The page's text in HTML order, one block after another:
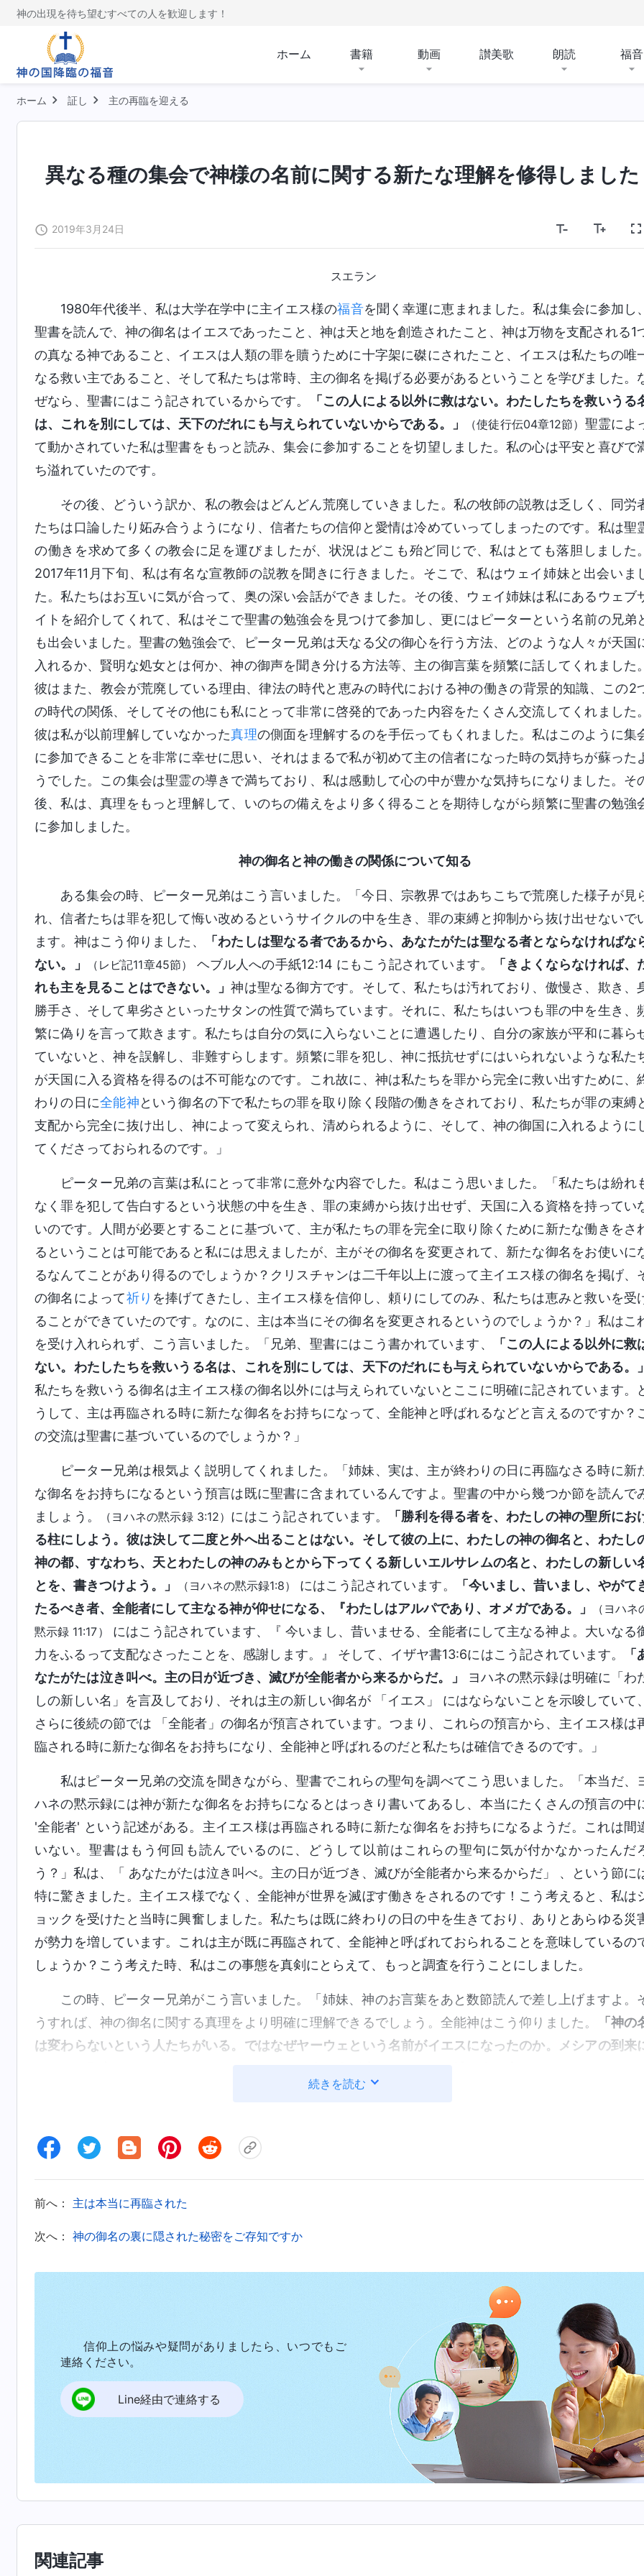
神の出現を待ち望むすべての人を歓迎します！
ホーム 書籍 動画 讃美歌 朗読 福音
ホーム 証し 主の再臨を迎える
異なる種の集会で神様の名前に関する新たな理解を修得しました
2019年3月24日
スエラン
1980年代後半、私は大学在学中に主イエス様の福音を聞く幸運に恵まれました。私は集会に参加し、
聖書を読んで、神の御名はイエスであったこと、神は天と地を創造されたこと、神は万物を支配される1
の真なる神であること、イエスは人類の罪を贖うために十字架に磔にされたこと、イエスは私たちの唯
なる救い主であること、そして私たちは常時、主の御名を掲げる必要があるということを学びました。
ぜなら、聖書にはこう記されているからです。
「この人による以外に救はない。わたしたちを救いうる
は、これを別にしては、天下のだれにも与えられていないからである。」
（使徒行伝04章12節） 聖霊によ
て動かされていた私は聖書をもっと読み、集会に参加することを切望しました。私の心は平安と喜びで
ち溢れていたのです。
その後、どういう訳か、私の教会はどんどん荒廃していきました。私の牧師の説教は乏しく、同労
たちは口論したり妬み合うようになり、信者たちの信仰と愛情は冷めていってしまったのです。私は聖
の働きを求めて多くの教会に足を運びましたが、状況はどこも殆ど同じで、私はとても落胆しました。
2017年11月下旬、私は有名な宣教師の説教を聞きに行きました。そこで、私はウェイ姉妹と出会いま
た。私たちはお互いに気が合って、奥の深い会話ができました。その後、ウェイ姉妹は私にあるウェブ
イトを紹介してくれて、私はそこで聖書の勉強会を見つけて参加し、更にはピーターという名前の兄弟
も出会いました。聖書の勉強会で、ピーター兄弟は天なる父の御心を行う方法、どのような人々が天国
入れるか、賢明な処女とは何か、神の御声を聞き分ける方法等、主の御言葉を頻繁に話してくれました。
彼はまた、教会が荒廃している理由、律法の時代と恵みの時代における神の働きの背景的知識、この2
の時代の関係、そしてその他にも私にとって非常に啓発的であった内容をたくさん交流してくれました。
彼は私が以前理解していなかった真理の側面を理解するのを手伝ってもくれました。私はこのように集
に参加できることを非常に幸せに思い、それはまるで私が初めて主の信者になった時の気持ちが蘇った
うでした。この集会は聖霊の導きで満ちており、私は感動して心の中が豊かな気持ちになりました。そ
後、私は、真理をもっと理解して、いのちの備えをより多く得ることを期待しながら頻繁に聖書の勉強
に参加しました。
神の御名と神の働きの関係について知る
ある集会の時、ピーター兄弟はこう言いました。「今日、宗教界ではあちこちで荒廃した様子が見
れ、信者たちは罪を犯して悔い改めるというサイクルの中を生き、罪の束縛と抑制から抜け出せないで
ます。神はこう仰りました、
「わたしは聖なる者であるから、あなたがたは聖なる者とならなければな
ない。」
（レビ記11章45節） ヘブル人への手紙12:14 にもこう記されています。
「きよくならなければ、
れも主を見ることはできない。」神は聖なる御方です。そして、私たちは汚れており、傲慢さ、欺き、
勝手さ、そして卑劣さといったサタンの性質で満ちています。それに、私たちはいつも罪の中を生き、
繁に偽りを言って欺きます。私たちは自分の気に入らないことに遭遇したり、自分の家族が平和に暮ら
ていないと、神を誤解し、非難すらします。頻繁に罪を犯し、神に抵抗せずにはいられないような私た
が天国に入る資格を得るのは不可能なのです。これ故に、神は私たちを罪から完全に救い出すために、
わりの日に全能神という御名の下で私たちの罪を取り除く段階の働きをされており、私たちが罪の束縛
支配から完全に抜け出し、神によって変えられ、清められるように、そして、神の御国に入れるように
てくださっておられるのです。」
ピーター兄弟の言葉は私にとって非常に意外な内容でした。私はこう思いました。「私たちは紛れ
なく罪を犯して告白するという状態の中を生き、罪の束縛から抜け出せず、天国に入る資格を持ってい
いのです。人間が必要とすることに基づいて、主が私たちの罪を完全に取り除くために新たな働きをさ
るということは可能であると私には思えましたが、主がその御名を変更されて、新たな御名をお使いに
るなんてことがあり得るのでしょうか？クリスチャンは二千年以上に渡って主イエス様の御名を掲げ、
の御名によって祈り を捧げてきたし、主イエス様を信仰し、頼りにしてのみ、私たちは恵みと救いを受
ることができていたのです。なのに、主は本当にその御名を変更されるというのでしょうか？」私はこ
を受け入れられず、こう言いました。「兄弟、聖書にはこう書かれています、
「この人による以外に救
ない。わたしたちを救いうる名は、これを別にしては、天下のだれにも与えられていないからである。」
私たちを救いうる御名は主イエス様の御名以外には与えられていないとここに明確に記されています。
うして、主は再臨される時に新たな御名をお持ちになって、全能神と呼ばれるなどと言えるのですか？
の交流は聖書に基づいているのでしょうか？」
ピーター兄弟は根気よく説明してくれました。「姉妹、実は、主が終わりの日に再臨なさる時に新
な御名をお持ちになるという預言は既に聖書に含まれているんですよ。聖書の中から幾つか節を読んで
ましょう。
（ヨハネの黙示録 3:12） にはこう記されています。
「勝利を得る者を、わたしの神の聖所にお
る柱にしよう。彼は決して二度と外へ出ることはない。そして彼の上に、わたしの神の御名と、わたし
神の都、すなわち、天とわたしの神のみもとから下ってくる新しいエルサレムの名と、わたしの新しい
とを、書きつけよう。」
（ヨハネの黙示録1:8） にはこう記されています。
「今いまし、昔いまし、やがて
たるべき者、全能者にして主なる神が仰せになる、『わたしはアルパであり、オメガである。」
（ヨハネ
黙示録 11:17）
にはこう記されています、『 今いまし、昔いませる、全能者にして主なる神よ。大いなる
力をふるって支配なさったことを、感謝します。』 そして、イザヤ書13:6にはこう記されています。
「
なたがたは泣き叫べ。主の日が近づき、滅びが全能者から来るからだ。」
ヨハネの黙示録は明確に「わ
しの新しい名」を言及しており、それは主の新しい御名が 「イエス」 にはならないことを示唆していて、
さらに後続の節では 「全能者」の御名が預言されています。つまり、これらの預言から、主イエス様は
臨される時に新たな御名をお持ちになり、全能神と呼ばれるのだと私たちは確信できるのです。」
私はピーター兄弟の交流を聞きながら、聖書でこれらの聖句を調べてこう思いました。「本当だ、
ハネの黙示録には神が新たな御名をお持ちになるとはっきり書いてあるし、本当にたくさんの預言の中
'全能者' という記述がある。主イエス様は再臨される時に新たな御名をお持ちになるようだ。これは間
いない。聖書はもう何回も読んでいるのに、どうして以前はこれらの聖句に気が付かなかったんだ
う？」私は、「 あなたがたは泣き叫べ。主の日が近づき、滅びが全能者から来るからだ」 、という節に
特に驚きました。主イエス様でなく、全能神が世界を滅ぼす働きをされるのです！こう考えると、私は
ョックを受けたと当時に興奮しました。私たちは既に終わりの日の中を生きており、ありとあらゆる災
が勢力を増しています。これは主が既に再臨されて、全能神と呼ばれておられることを意味しているの
しょうか？こう考えた時、私はこの事態を真剣にとらえて、もっと調査を行うことにしました。
この時、ピーター兄弟がこう言いました。「姉妹、神のお言葉をあと数節読んで差し上げますよ。
うすれば、神の御名に関する真理をより明確に理解できるでしょう。全能神はこう仰りました。
「神の
は変わらないという人たちがいる。ではなぜヤーウェという名前がイエスになったのか。メシアの到来
働きはずっと以前に実行されなかったか。神は今日新しい働きをすることはできないのか。昨日の働きは
別の働きが継承することはできないのか。ヤーウェの名前をイエスに変えることができるなら、イエスの
名前も変えることはできないのか。これは特異なことではなく、人々がそう考えるのはひとえに彼らの短
絡思考のせいである。」（『神の出現と働き』「自己の観念で神を規定する人がどうして神の啓示を受けられる
か」〔『言葉』第1巻〕）。「なぜヤーウェとイエスはひとつであるのに、違う時代には異なる名前で呼ばれ
るのか。それは働きの時代が違うからではないのか。ひとつの名前で神全体を現わすことができるのだろ
なかったということを知るべきである。神にはするべき働きがあり、人類を経営しなければならなかっ
ので、一、二の、あるいは多くの名前を持っただけであった。どのような名で呼ばれるにしても、それは
神自身が自由に選んだのではないだろうか。神はそれを決めるのに被造物を必要とするだろうか。神が呼
ばれる名前は人が理解できること、人の言葉にそったものであるが、その名前は人によって要約されるこ
とはできない。」
（『神の出現と働き』「神の働きのビジョン〔３〕」〔『言葉』第1巻〕）
神のこの御言葉を読んだ後、ピーター兄弟はこのように交流しました。「神は元々は御名を持ってお
られなかったとはっきり仰っておられます。神は人類を救う働きを行うがために、現在の時代の働きを
徴することができるよう異なる御名を採用されているのです。神の御名は神の働きと共に更新されます
律法の時代に、神が律法と戒めを発布され、人間の生活を導かれた時も同じでした。神はヤーウェと呼
化するとしても、それは働きの必要性によるものであり、私たち人間にはそれに支障を来す権利はなく、
続きを読む
前へ： 主は本当に再臨された
次へ： 神の御名の裏に隠された秘密をご存知ですか
信仰上の悩みや疑問がありましたら、いつでもご
連絡ください。
Line経由で連絡する
関連記事